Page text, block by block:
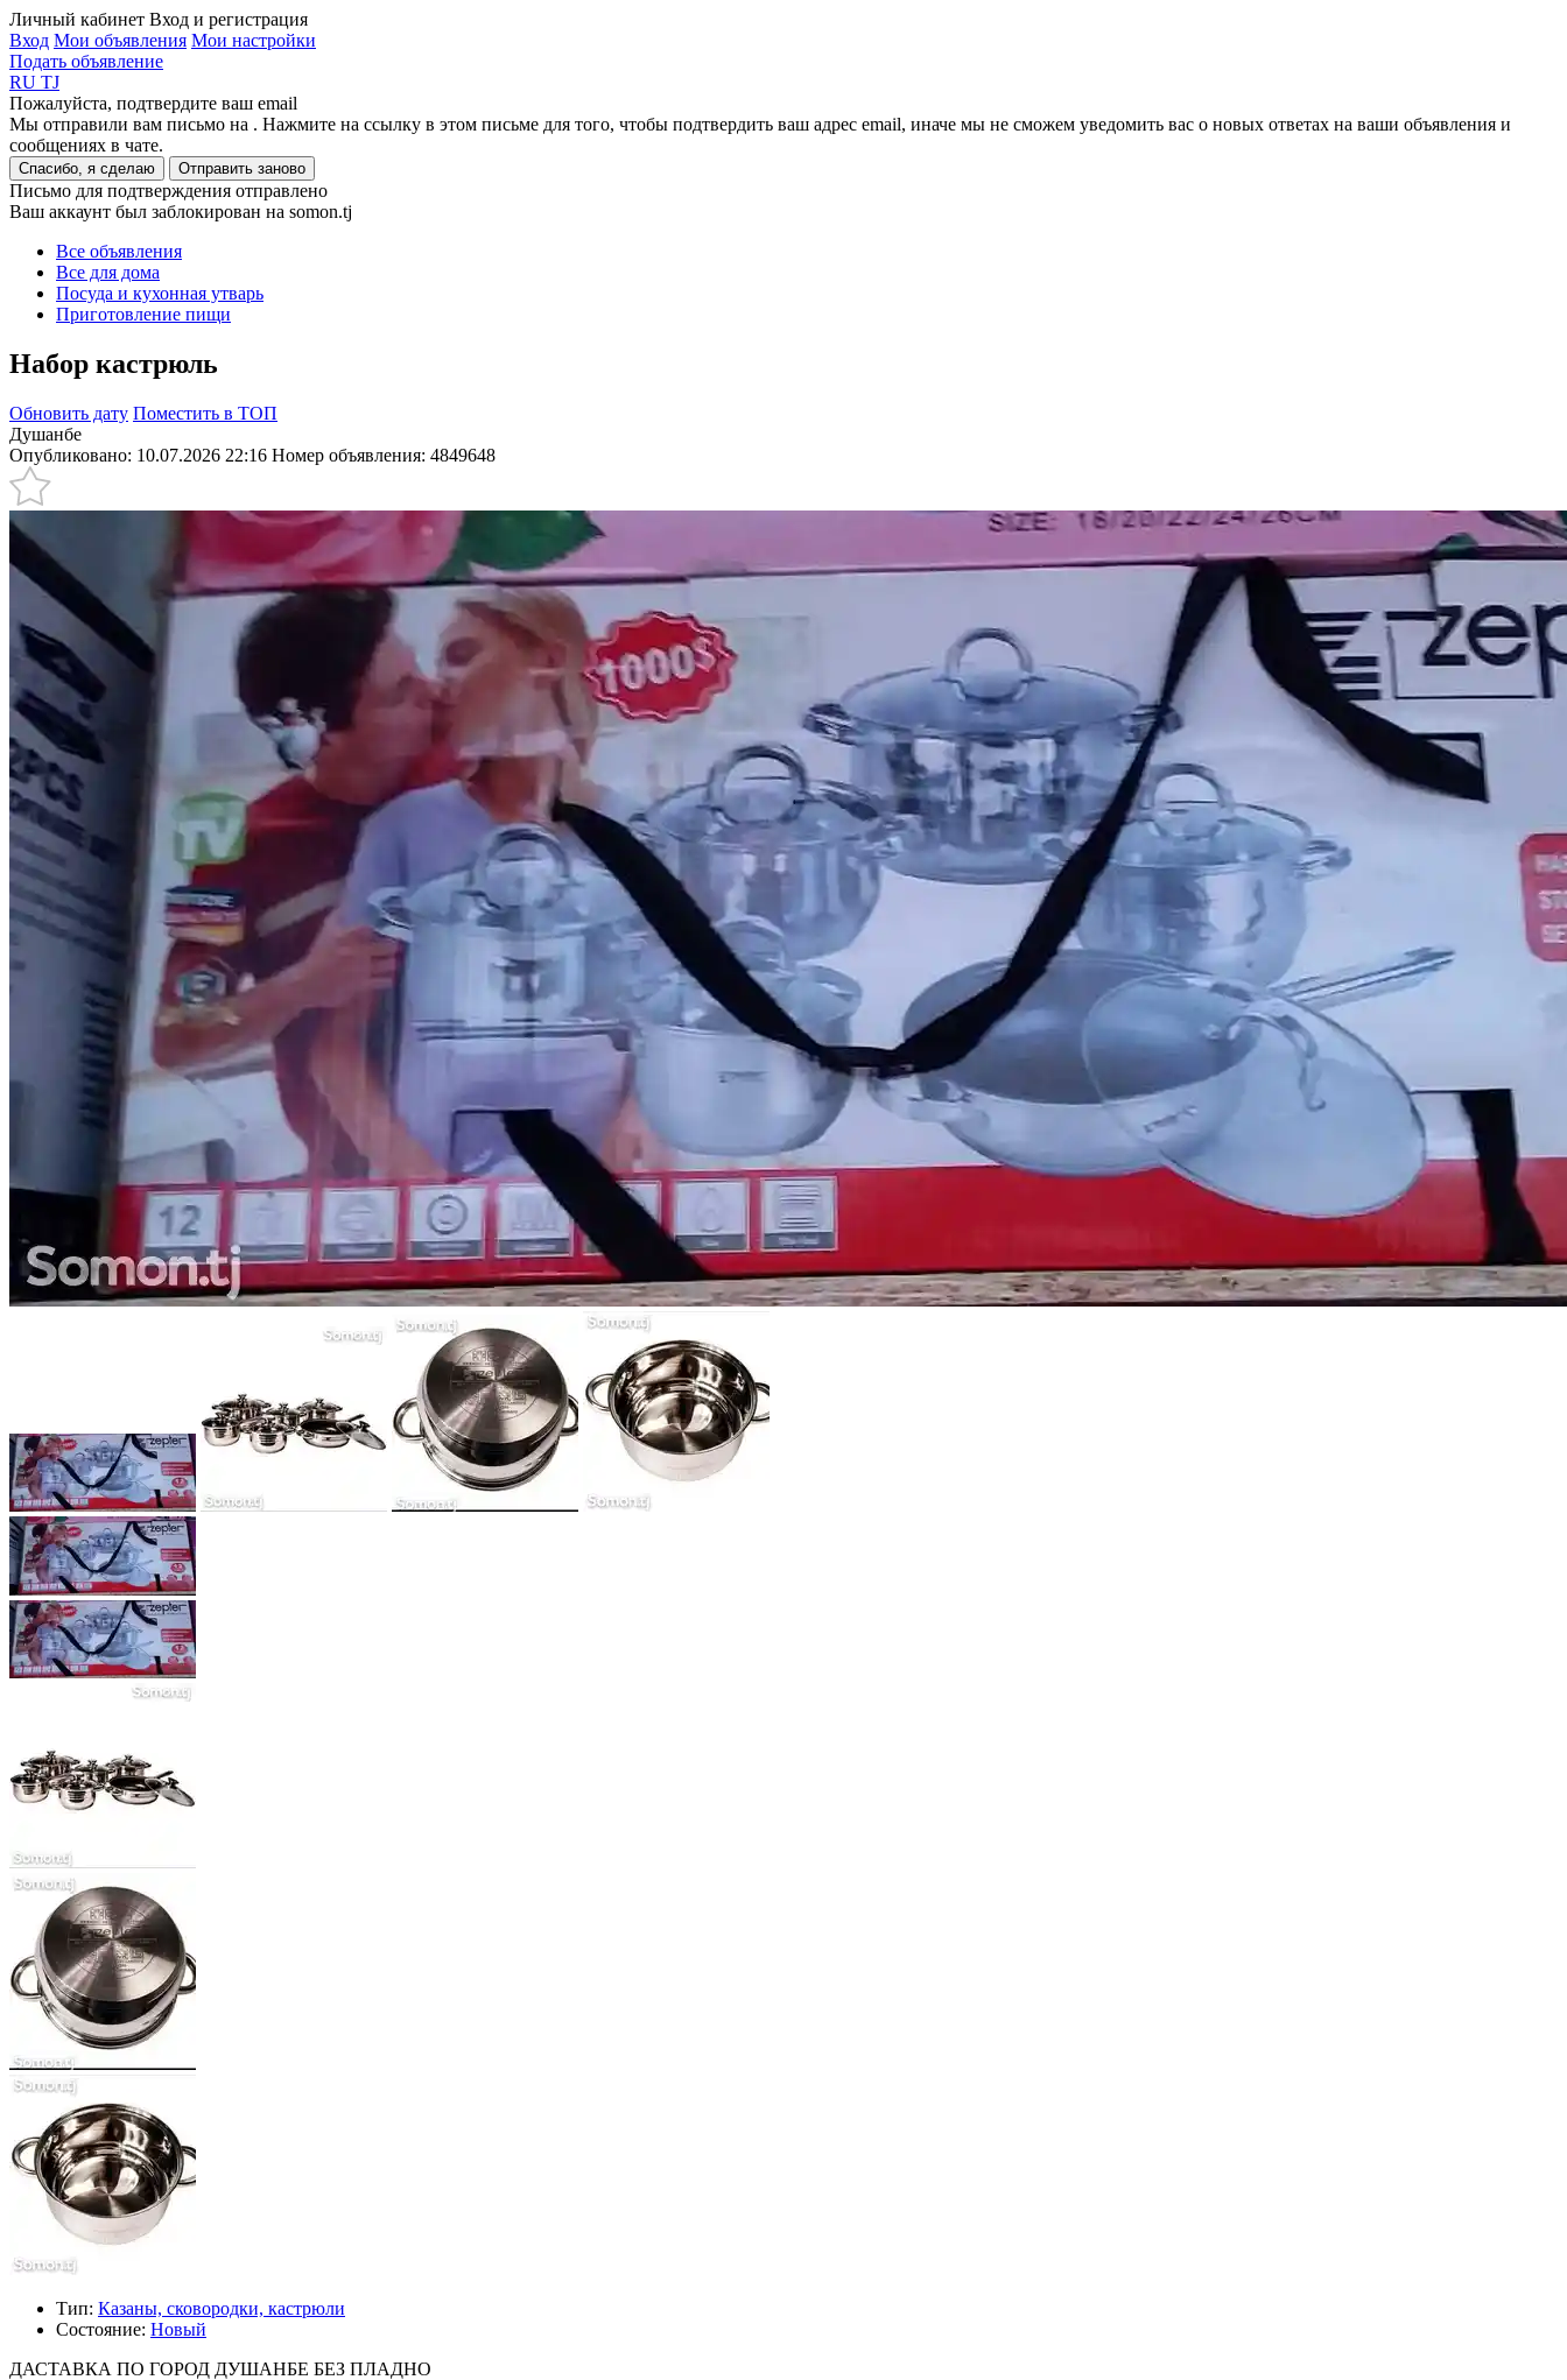
Личный кабинет Вход и регистрация
Вход Мои объявления Мои настройки
Подать объявление
RU TJ
Пожалуйста, подтвердите ваш email
Мы отправили вам письмо на . Нажмите на ссылку в этом письме для того, чтобы подтвердить ваш адрес email, иначе мы не сможем уведомить вас о новых ответах на ваши объявления и
сообщениях в чате.
Спасибо, я сделаю Отправить заново
Письмо для подтверждения отправлено
Ваш аккаунт был заблокирован на somon.tj
Все объявления
Все для дома
Посуда и кухонная утварь
Приготовление пищи
Набор кастрюль
Обновить дату Поместить в ТОП
Душанбе
Опубликовано: 10.07.2026 22:16 Номер объявления: 4849648
Тип: Казаны, сковородки, кастрюли
Состояние: Новый
ДАСТАВКА ПО ГОРОД ДУШАНБЕ БЕЗ ПЛАДНО